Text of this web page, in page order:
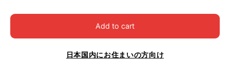
Add to cart
日本国内にお住まいの方向け